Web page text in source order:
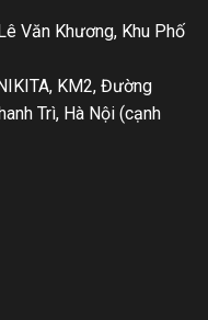
Văn Khương, Khu Phố
KM2, Đường
Trì, Hà Nội (cạnh